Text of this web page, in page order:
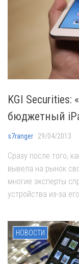
KGI Securities:
бюджетный
s7ranger · 29/04/2013
Сразу после того,
вывела на рынок
многие эксперты
устройства из-за
НОВОСТИ